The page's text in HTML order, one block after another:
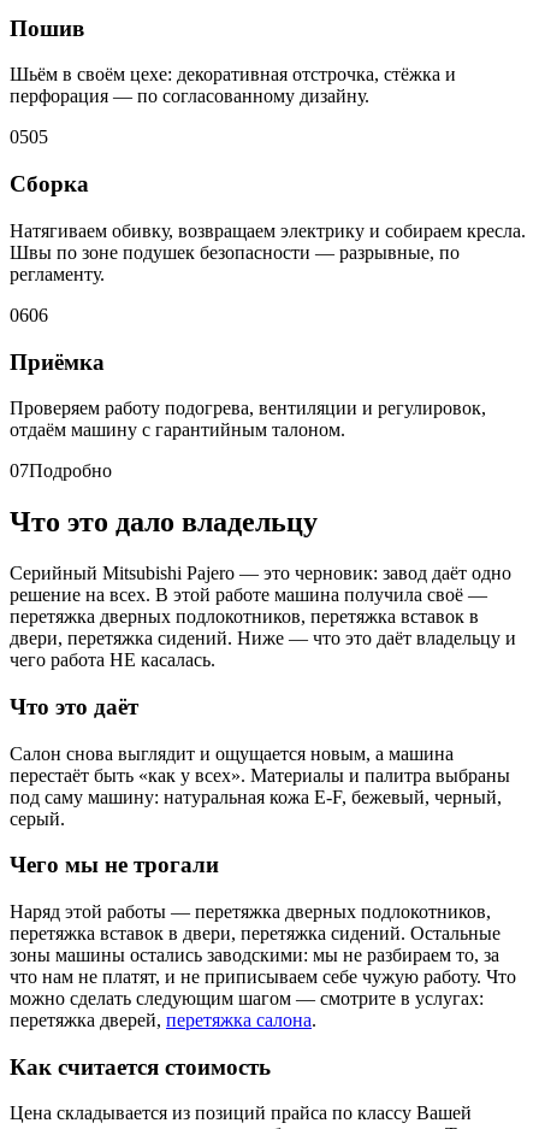
Пошив
Шьём в своём цехе: декоративная отстрочка, стёжка и
перфорация — по согласованному дизайну.
0505
Сборка
Натягиваем обивку, возвращаем электрику и собираем кресла.
Швы по зоне подушек безопасности — разрывные, по
регламенту.
0606
Приёмка
Проверяем работу подогрева, вентиляции и регулировок,
отдаём машину с гарантийным талоном.
07Подробно
Что это дало владельцу
Серийный Mitsubishi Pajero — это черновик: завод даёт одно
решение на всех. В этой работе машина получила своё —
перетяжка дверных подлокотников, перетяжка вставок в
двери, перетяжка сидений. Ниже — что это даёт владельцу и
чего работа НЕ касалась.
Что это даёт
Салон снова выглядит и ощущается новым, а машина
перестаёт быть «как у всех». Материалы и палитра выбраны
под саму машину: натуральная кожа E-F, бежевый, черный,
серый.
Чего мы не трогали
Наряд этой работы — перетяжка дверных подлокотников,
перетяжка вставок в двери, перетяжка сидений. Остальные
зоны машины остались заводскими: мы не разбираем то, за
что нам не платят, и не приписываем себе чужую работу. Что
можно сделать следующим шагом — смотрите в услугах:
перетяжка дверей, перетяжка салона.
Как считается стоимость
Цена складывается из позиций прайса по классу Вашей